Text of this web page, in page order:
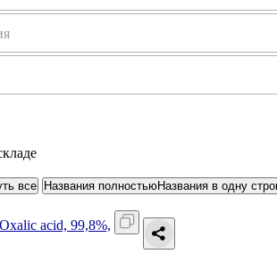
все Названия полностьюНазвания в одну
acid, 99,8%,